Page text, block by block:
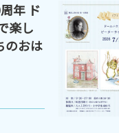
年 ド
楽し
のおは